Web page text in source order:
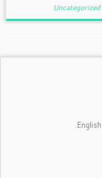
Uncategorized